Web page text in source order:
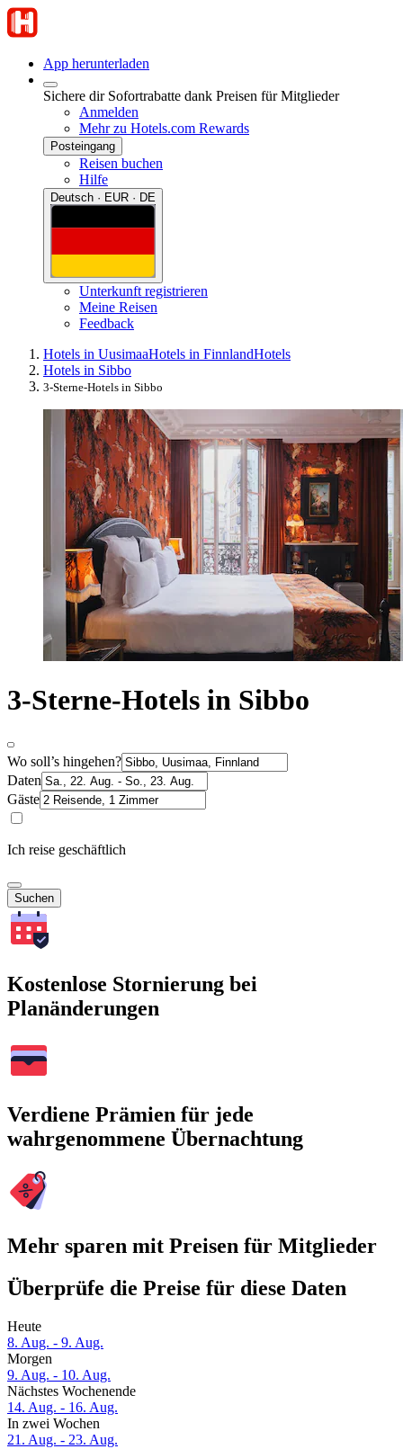
App herunterladen
Sichere dir Sofortrabatte dank Preisen für Mitglieder
Anmelden
Mehr zu Hotels.com Rewards
Posteingang
Reisen buchen
Hilfe
Deutsch · EUR · DE
Unterkunft registrieren
Meine Reisen
Feedback
Hotels in UusimaaHotels in FinnlandHotels
Hotels in Sibbo
3-Sterne-Hotels in Sibbo
3-Sterne-Hotels in Sibbo
Wo soll’s hingehen?
Daten
Gäste
Ich reise geschäftlich
Suchen
Kostenlose Stornierung bei
Planänderungen
Verdiene Prämien für jede
wahrgenommene Übernachtung
Mehr sparen mit Preisen für Mitglieder
Überprüfe die Preise für diese Daten
Heute
8. Aug. - 9. Aug.
Morgen
9. Aug. - 10. Aug.
Nächstes Wochenende
14. Aug. - 16. Aug.
In zwei Wochen
21. Aug. - 23. Aug.